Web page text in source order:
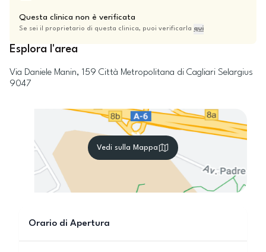
Questa clinica non è verificata
Se sei il proprietario di questa clinica, puoi verificarla qui
Esplora l'area
Via Daniele Manin, 159 Città Metropolitana di Cagliari Selargius
9047
Vedi sulla Mappa
Orario di Apertura